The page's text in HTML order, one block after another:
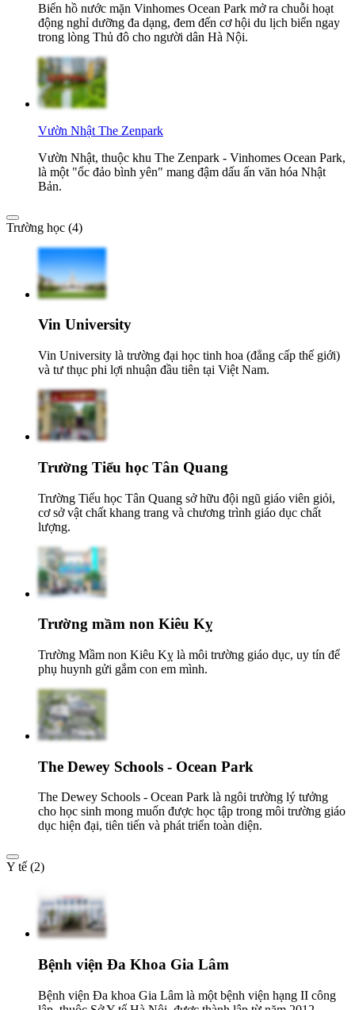
Biển hồ nước mặn Vinhomes Ocean Park mở ra chuỗi hoạt
động nghỉ dưỡng đa dạng, đem đến cơ hội du lịch biển ngay
trong lòng Thủ đô cho người dân Hà Nội.
Vườn Nhật The Zenpark
Vườn Nhật, thuộc khu The Zenpark - Vinhomes Ocean Park,
là một "ốc đảo bình yên" mang đậm dấu ấn văn hóa Nhật
Bản.
Trường học (4)
Vin University
Vin University là trường đại học tinh hoa (đẳng cấp thế giới)
và tư thục phi lợi nhuận đầu tiên tại Việt Nam.
Trường Tiểu học Tân Quang
Trường Tiểu học Tân Quang sở hữu đội ngũ giáo viên giỏi,
cơ sở vật chất khang trang và chương trình giáo dục chất
lượng.
Trường mầm non Kiêu Kỵ
Trường Mầm non Kiêu Kỵ là môi trường giáo dục, uy tín để
phụ huynh gửi gắm con em mình.
The Dewey Schools - Ocean Park
The Dewey Schools - Ocean Park là ngôi trường lý tưởng
cho học sinh mong muốn được học tập trong môi trường giáo
dục hiện đại, tiên tiến và phát triển toàn diện.
Y tế (2)
Bệnh viện Đa Khoa Gia Lâm
Bệnh viện Đa khoa Gia Lâm là một bệnh viện hạng II công